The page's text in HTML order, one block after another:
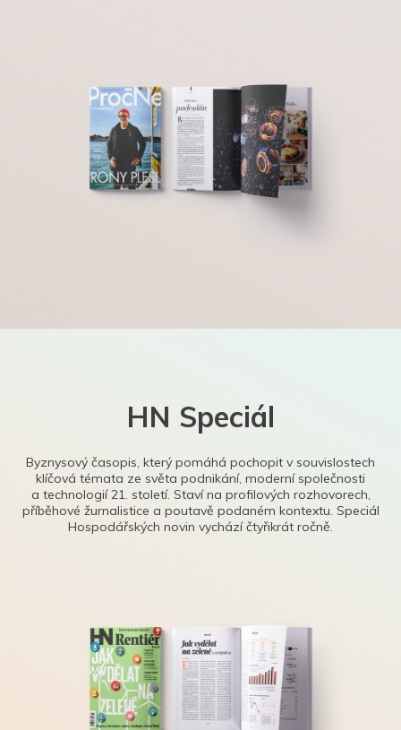
HN Speciál
Byznysový časopis, který pomáhá pochopit v souvislostech
klíčová témata ze světa podnikání, moderní společnosti
a technologií 21. století. Staví na profilových rozhovorech,
příběhové žurnalistice a poutavě podaném kontextu. Speciál
Hospodářských novin vychází čtyřikrát ročně.